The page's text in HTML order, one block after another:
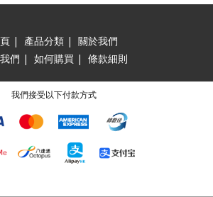
| 產品分類 | 關於我們
們 | 如何購買 | 條款細則
我們接受以下付款方式